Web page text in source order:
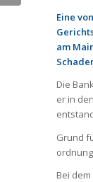
Eine
am
Die
er in
Grund
Bei